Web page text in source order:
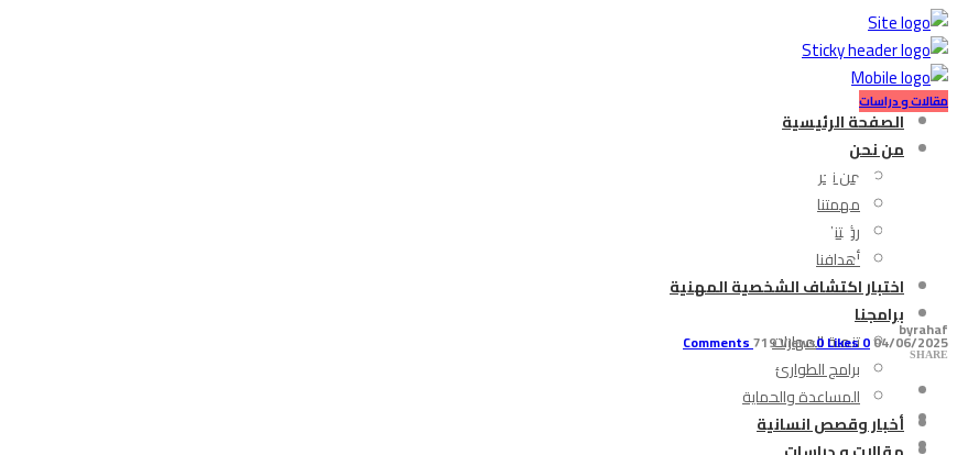
الصفحة الرئيسية
من نحن
من نحن
مهمتنا
رؤيتنا
أهدافنا
اختبار اكتشاف الشخصية المهنية
برامجنا
تنمية المهارات
برامج الطوارئ
المساعدة والحماية
أخبار وقصص انسانية
مقالات و دراسات
وراء الشاشات: كيف تؤثر وسائل
المراهقين؟
byrahaf
04/06/2025
0
Comments
719 Views0Likes SHARE